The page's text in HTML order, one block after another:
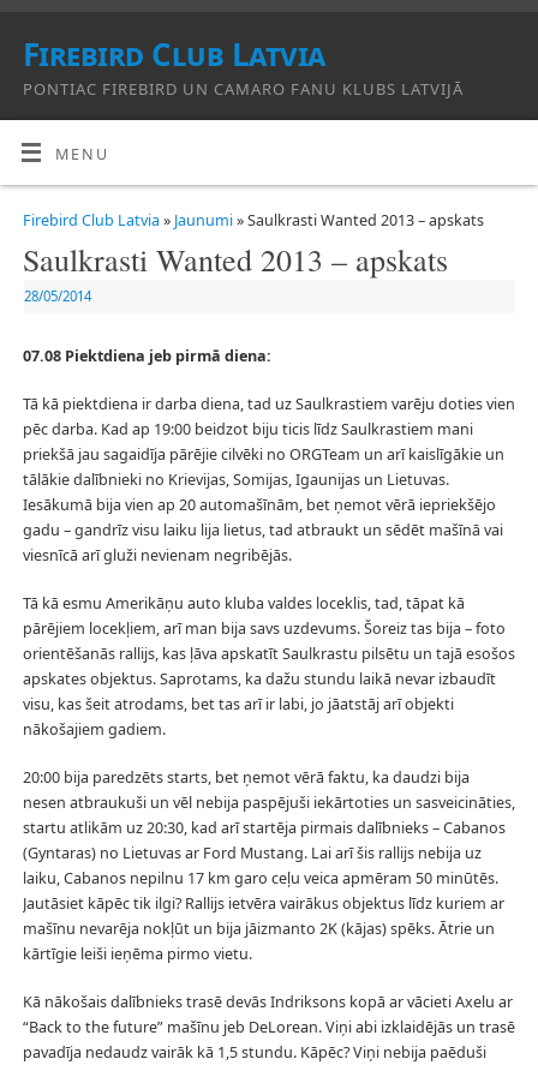
Firebird Club Latvia
PONTIAC FIREBIRD UN CAMARO FANU KLUBS LATVIJĀ
MENU
Firebird Club Latvia » Jaunumi» Saulkrasti Wanted 2013 – apskats
Saulkrasti Wanted 2013 – apskats
28/05/2014
07.08 Piektdiena jeb pirmā diena:
Tā kā piektdiena ir darba diena, tad uz Saulkrastiem varēju doties vien
pēc darba. Kad ap 19:00 beidzot biju ticis līdz Saulkrastiem mani
priekšā jau sagaidīja pārējie cilvēki no ORGTeam un arī kaislīgākie un
tālākie dalībnieki no Krievijas, Somijas, Igaunijas un Lietuvas.
Iesākumā bija vien ap 20 automašīnām, bet ņemot vērā iepriekšējo
gadu – gandrīz visu laiku lija lietus, tad atbraukt un sēdēt mašīnā vai
viesnīcā arī gluži nevienam negribējās.
Tā kā esmu Amerikāņu auto kluba valdes loceklis, tad, tāpat kā
pārējiem locekļiem, arī man bija savs uzdevums. Šoreiz tas bija – foto
orientēšanās rallijs, kas ļāva apskatīt Saulkrastu pilsētu un tajā esošos
apskates objektus. Saprotams, ka dažu stundu laikā nevar izbaudīt
visu, kas šeit atrodams, bet tas arī ir labi, jo jāatstāj arī objekti
nākošajiem gadiem.
20:00 bija paredzēts starts, bet ņemot vērā faktu, ka daudzi bija
nesen atbraukuši un vēl nebija paspējuši iekārtoties un sasveicināties,
startu atlikām uz 20:30, kad arī startēja pirmais dalībnieks – Cabanos
(Gyntaras) no Lietuvas ar Ford Mustang. Lai arī šis rallijs nebija uz
laiku, Cabanos nepilnu 17 km garo ceļu veica apmēram 50 minūtēs.
Jautāsiet kāpēc tik ilgi? Rallijs ietvēra vairākus objektus līdz kuriem ar
mašīnu nevarēja nokļūt un bija jāizmanto 2K (kājas) spēks. Ātrie un
kārtīgie leiši ieņēma pirmo vietu.
Kā nākošais dalībnieks trasē devās Indriksons kopā ar vācieti Axelu ar
“Back to the future” mašīnu jeb DeLorean. Viņi abi izklaidējās un trasē
pavadīja nedaudz vairāk kā 1,5 stundu. Kāpēc? Viņi nebija paēduši